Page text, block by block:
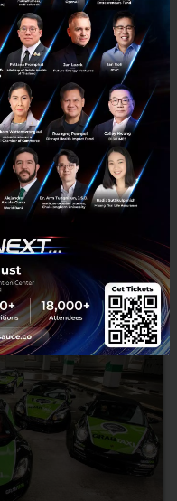
ครงการ Active Citizen
งเพื่อประเทศไทยที่น่าอยู่”
นสนับสนุนการสร้างเสริมสุข
นใหม่ท...
Thailand